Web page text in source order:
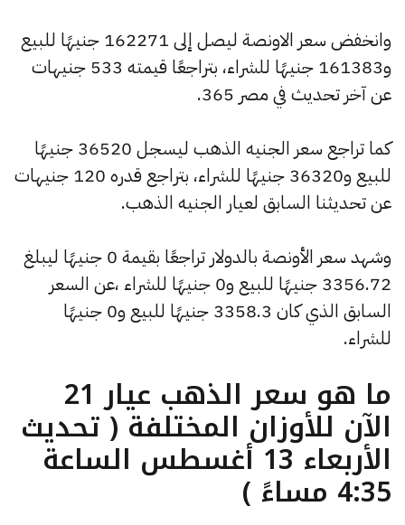
وانخفض سعر الاونصة ليصل إلى 162271 جنيهًا للبيع
و161383 جنيهًا للشراء، بتراجعًا قيمته 533 جنيهات
عن آخر تحديث في مصر 365.
كما تراجع سعر الجنيه الذهب ليسجل 36520 جنيهًا
للبيع و36320 جنيهًا للشراء، بتراجع قدره 120 جنيهات
عن تحديثنا السابق لعيار الجنيه الذهب.
وشهد سعر الأونصة بالدولار تراجعًا بقيمة 0 جنيهًا ليبلغ
3356.72 جنيهًا للبيع و0 جنيهًا للشراء ،عن السعر
السابق الذي كان 3358.3 جنيهًا للبيع و0 جنيهًا
للشراء.
ما هو سعر الذهب عيار 21
الآن للأوزان المختلفة ( تحديث
الأربعاء 13 أغسطس الساعة
4:35 مساءً )